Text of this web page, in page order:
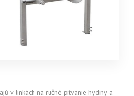
v linkách na ručné pitvanie hydiny a